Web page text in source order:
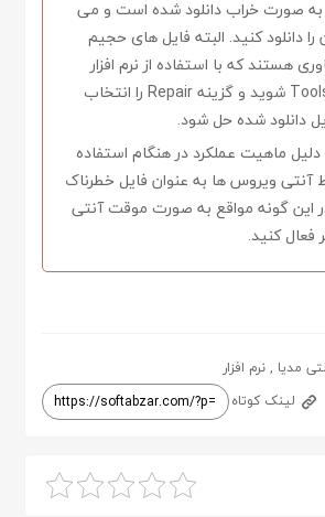
به صورت خراب دانلود شده است و می
دانلود کنید. البته فایل های حجیم
هستند که با استفاده از نرم افزار
Winrar وارد منو Tools شوید و گزینه Repair را انتخاب
دانلود شده حل شود.
ماهیت عملکرد در هنگام استفاده
ویروس ها به عنوان فایل خطرناک
این گونه مواقع به صورت موقت آنتی
فعال کنید.
مدیا ,نرم افزار
لینک کوتاه